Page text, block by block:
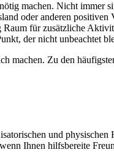
machen. Nicht immer
oder anderen
für zusätzliche
der nicht unbeachtet
machen. Zu den
und physischen
Ihnen hilfsbereite